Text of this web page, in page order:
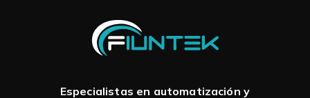
Especialistas en automatización y